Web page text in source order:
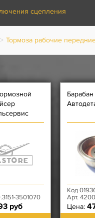
сцепления
Тормоза рабочие
3501070
руб
Код
Арт.
Цена: